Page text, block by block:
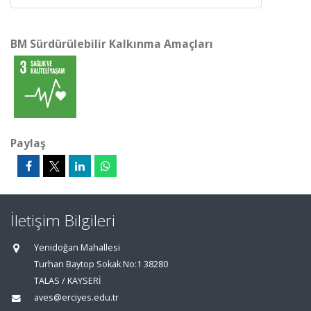
BM Sürdürülebilir Kalkınma Amaçları
Paylaş
İletişim Bilgileri
Yenidoğan Mahallesi
Turhan Baytop Sokak No:1 38280
TALAS / KAYSERİ
aves@erciyes.edu.tr